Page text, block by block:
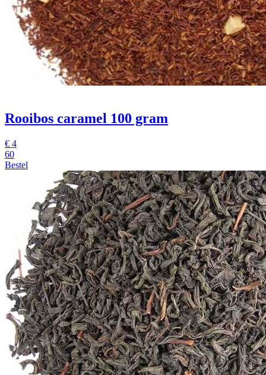
Rooibos caramel 100 gram
€ 4
60
Bestel